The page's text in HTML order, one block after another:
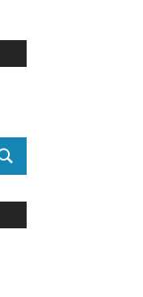
SUCHEN